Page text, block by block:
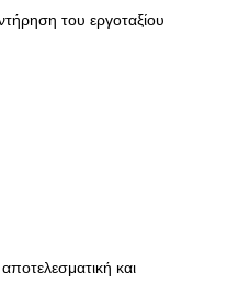
του εργοταξίου
και